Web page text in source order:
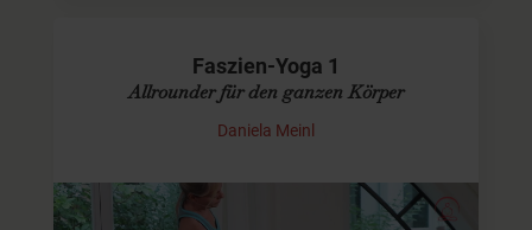
Faszien-Yoga 1
Allrounder für den ganzen Körper
Daniela Meinl